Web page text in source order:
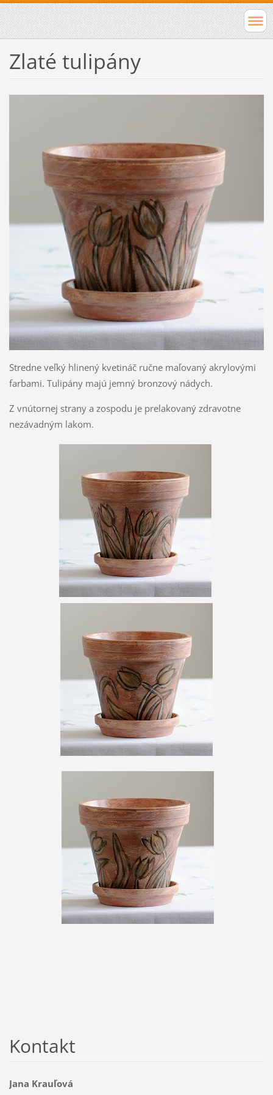
Zlaté tulipány
Stredne veľký hlinený kvetináč ručne maľovaný akrylovými
farbami. Tulipány majú jemný bronzový nádych.
Z vnútornej strany a zospodu je prelakovaný zdravotne
nezávadným lakom.
Kontakt
Jana Krauľová